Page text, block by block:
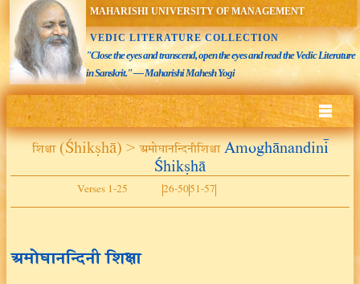
MAHARISHI UNIVERSITY OF MANAGEMENT
VEDIC LITERATURE COLLECTION
"Close the eyes and transcend, open the eyes and read the Vedic Literature
in Sanskrit." — Maharishi Mahesh Yogi
शिक्षा (Śhikṣhā) > अमोघानन्दिनीशिक्षाAmoghānandinī
Śhikṣhā
Verses 1-25 26-5051-57
अमोघानन्दिनी शिक्षा